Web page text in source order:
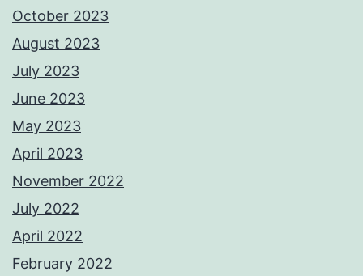
October 2023
August 2023
July 2023
June 2023
May 2023
April 2023
November 2022
July 2022
April 2022
February 2022